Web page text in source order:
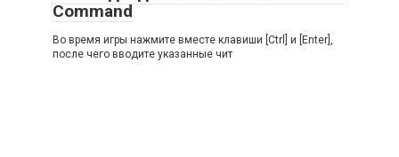
Command
Во время игры нажмите вместе клавиши [Ctrl] и [Enter],
после чего вводите указанные чит